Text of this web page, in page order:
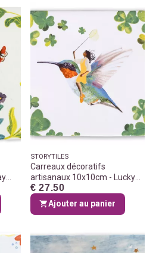
STORYTILES
Carreaux décoratifs
artisanaux 10x10cm - Lucky
bird
€ 27.50
Ajouter au panier